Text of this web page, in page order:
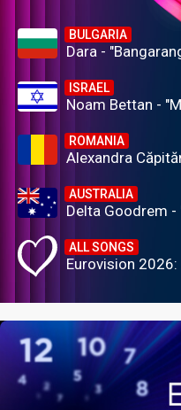
BULGARIA
Dara -
ISRAEL
Noam Bettan -
ROMANIA
Alexandra
AUSTRALIA
Delta Goodrem -
ALL SONGS
Eurovision